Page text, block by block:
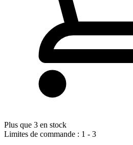
Plus que 3 en stock
Limites de commande : 1 - 3